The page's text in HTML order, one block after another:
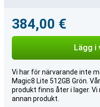
384,00 €
Lägg i
Vi har för närvarande inte
Magic8 Lite 512GB Grön.
produkt finns åter i lager.
annan produkt.